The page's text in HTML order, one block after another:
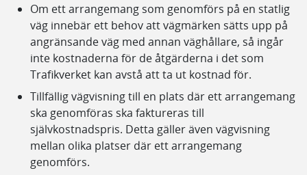
Om ett arrangemang som genomförs på en statlig
väg innebär ett behov att vägmärken sätts upp på
angränsande väg med annan väghållare, så ingår
inte kostnaderna för de åtgärderna i det som
Trafikverket kan avstå att ta ut kostnad för.
Tillfällig vägvisning till en plats där ett arrangemang
ska genomföras ska faktureras till
självkostnadspris. Detta gäller även vägvisning
mellan olika platser där ett arrangemang
genomförs.